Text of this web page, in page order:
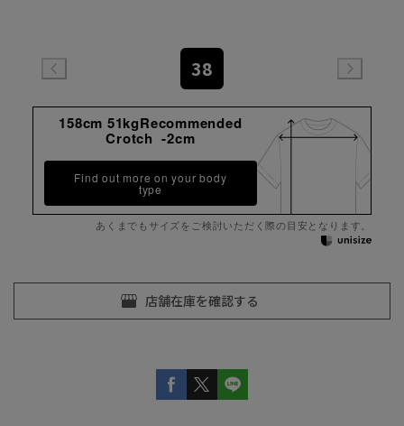
38
158cm 51kgRecommended
Crotch -2cm
Find out more on your body
type
あくまでもサイズをご検討いただく際の目安となります。